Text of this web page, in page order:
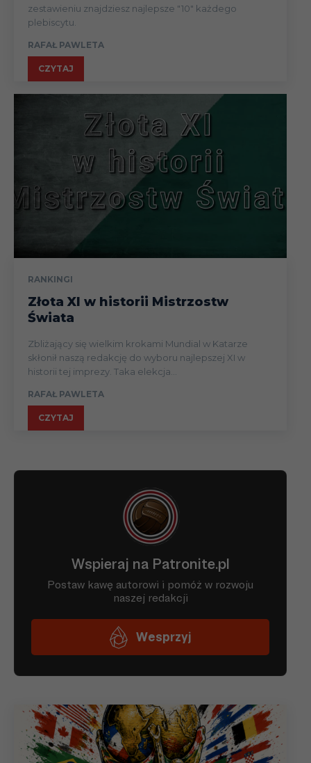
zestawieniu znajdziesz najlepsze "10" każdego
plebiscytu.
RAFAŁ PAWLETA
CZYTAJ
RANKINGI
Złota XI w historii Mistrzostw
Świata
Zbliżający się wielkim krokami Mundial w Katarze
skłonił naszą redakcję do wyboru najlepszej XI w
historii tej imprezy. Taka elekcja...
RAFAŁ PAWLETA
CZYTAJ